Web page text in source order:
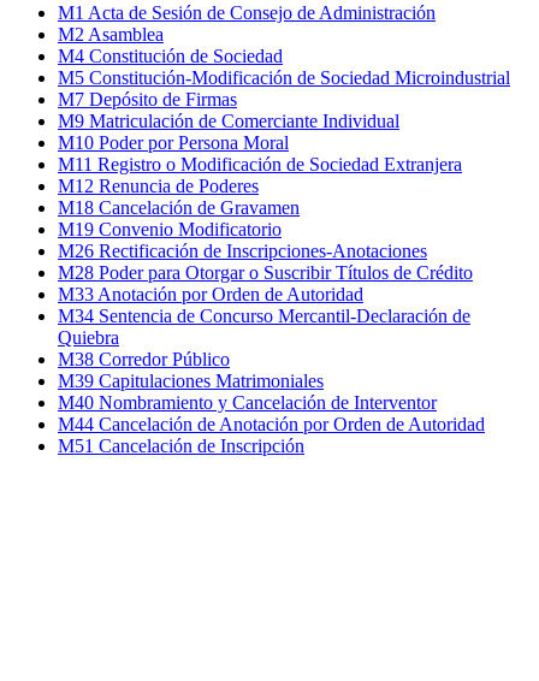
M1 Acta de Sesión de Consejo de Administración
M2 Asamblea
M4 Constitución de Sociedad
M5 Constitución-Modificación de Sociedad Microindustrial
M7 Depósito de Firmas
M9 Matriculación de Comerciante Individual
M10 Poder por Persona Moral
M11 Registro o Modificación de Sociedad Extranjera
M12 Renuncia de Poderes
M18 Cancelación de Gravamen
M19 Convenio Modificatorio
M26 Rectificación de Inscripciones-Anotaciones
M28 Poder para Otorgar o Suscribir Títulos de Crédito
M33 Anotación por Orden de Autoridad
M34 Sentencia de Concurso Mercantil-Declaración de
Quiebra
M38 Corredor Público
M39 Capitulaciones Matrimoniales
M40 Nombramiento y Cancelación de Interventor
M44 Cancelación de Anotación por Orden de Autoridad
M51 Cancelación de Inscripción